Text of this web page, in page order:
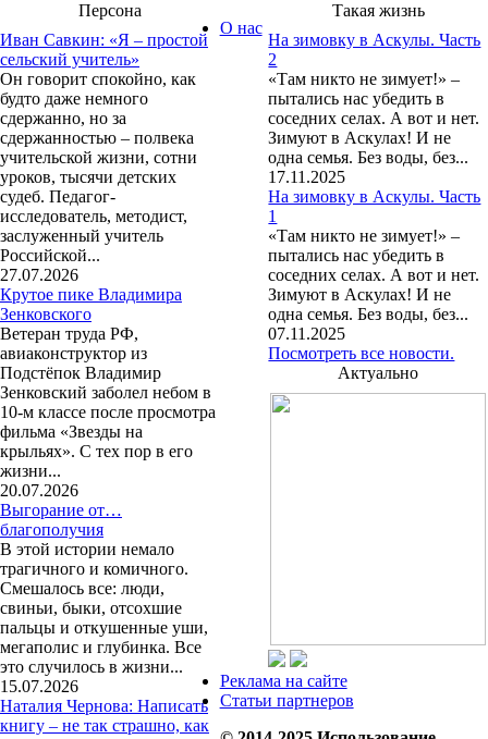
Персона
Иван Савкин: «Я – простой
сельский учитель»
Он говорит спокойно, как
будто даже немного
сдержанно, но за
сдержанностью – полвека
учительской жизни, сотни
уроков, тысячи детских
судеб. Педагог-
исследователь, методист,
заслуженный учитель
Российской...
27.07.2026
Крутое пике Владимира
Зенковского
Ветеран труда РФ,
авиаконструктор из
Подстёпок Владимир
Зенковский заболел небом в
10-м классе после просмотра
фильма «Звезды на
крыльях». С тех пор в его
жизни...
20.07.2026
Выгорание от…
благополучия
В этой истории немало
трагичного и комичного.
Смешалось все: люди,
свиньи, быки, отсохшие
пальцы и откушенные уши,
мегаполис и глубинка. Все
это случилось в жизни...
15.07.2026
Наталия Чернова: Написать
книгу – не так страшно, как
Такая жизнь
На зимовку в Аскулы. Часть
2
«Там никто не зимует!» –
пытались нас убедить в
соседних селах. А вот и нет.
Зимуют в Аскулах! И не
одна семья. Без воды, без...
17.11.2025
На зимовку в Аскулы. Часть
1
«Там никто не зимует!» –
пытались нас убедить в
соседних селах. А вот и нет.
Зимуют в Аскулах! И не
одна семья. Без воды, без...
07.11.2025
Посмотреть все новости.
Актуально
О нас
Реклама на сайте
Статьи партнеров